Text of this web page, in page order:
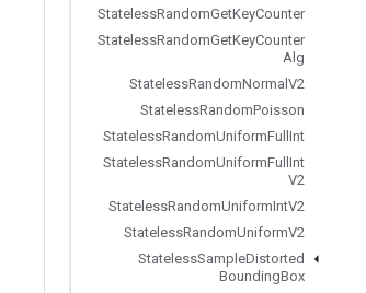
StatelessRandomGetKeyCounter
StatelessRandomGetKeyCounter
Alg
StatelessRandomNormal V2
StatelessRandomPoisson
StatelessRandomUniformFull Int
StatelessRandomUniformFull Int
V2
StatelessRandomUniformIntV2
StatelessRandomUniformV2
StatelessSampleDistorted
BoundingBox